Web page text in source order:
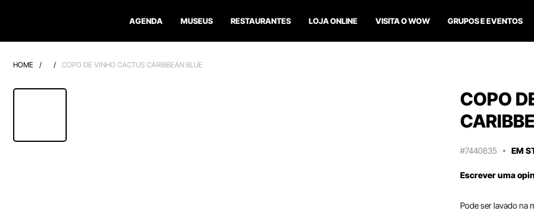
AGENDA MUSEUS RESTAURANTES LOJA ONLINE VISITA O WOW GRUPOS E EVENTOS
HOME / / COPO DE VINHO CACTUS CARIBBEAN BLUE
COPO
#7440835 EM
Escrever uma
Pode ser lavado na